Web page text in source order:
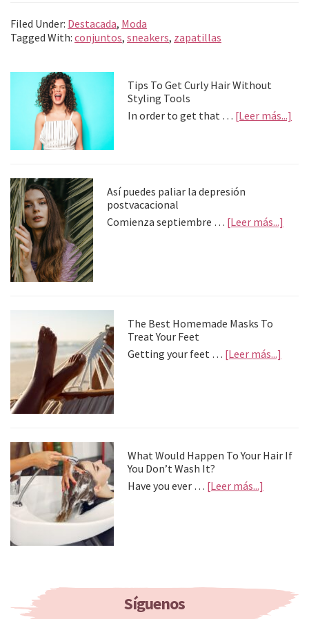
b
o
o
k
se
n
ge
r
tt
er
at
sA
p
gr
a
l
ea
e tir
Filed Under: Destacada, Moda
Tagged With: conjuntos, sneakers, zapatillas
Primary
Sidebar
Tips To Get Curly Hair Without
Styling Tools
In order to get that … [Leer más...]
Así puedes paliar la depresión
postvacacional
Comienza septiembre … [Leer más...]
The Best Homemade Masks To
Treat Your Feet
Getting your feet … [Leer más...]
Your
Feet
What Would Happen To Your Hair If
You Don’t Wash It?
Have you ever … [Leer más...]
Don’t
Síguenos